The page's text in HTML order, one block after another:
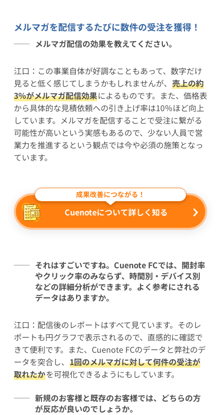
メルマガを配信するたびに数件の受注を獲得！
メルマガ配信の効果を教えてください。
江口：この事業自体が好調なこともあって、数字だけ
見ると低く感じてしまうかもしれませんが、 売上の約
3％がメルマガ配信効果によるものです。また、価格表
から具体的な見積依頼への引き上げ率は10％ほど向上
しています。メルマガを配信することで受注に繋がる
可能性が高いという実感もあるので、少ない人員で営
業力を推進するという観点では今や必須の施策となっ
ています。
成果改善につながる！
Cuenoteについて詳しく知る
それはすごいですね。Cuenote FCでは、開封率
やクリック率のみならず、時間別・デバイス別
などの詳細分析ができます。よく参考にされる
データはありますか。
江口：配信後のレポートはすべて見ています。そのレ
ポートも円グラフで表示されるので、直感的に確認で
きて便利です。また、Cuenote FCのデータと弊社のデ
ータを突合し、 1回のメルマガに対して何件の受注が
取れたかを可視化できるようにもしています。
新規のお客様と既存のお客様では、どちらの方
が反応が良いのでしょうか。